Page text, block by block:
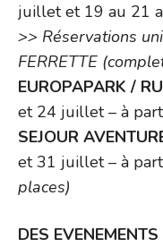
juillet et 19 au 21
>> Réservations
FERRETTE
EUROPAPARK /
et 24 juillet – à
SEJOUR
et 31 juillet – à
places)
DES EVENEMENTS